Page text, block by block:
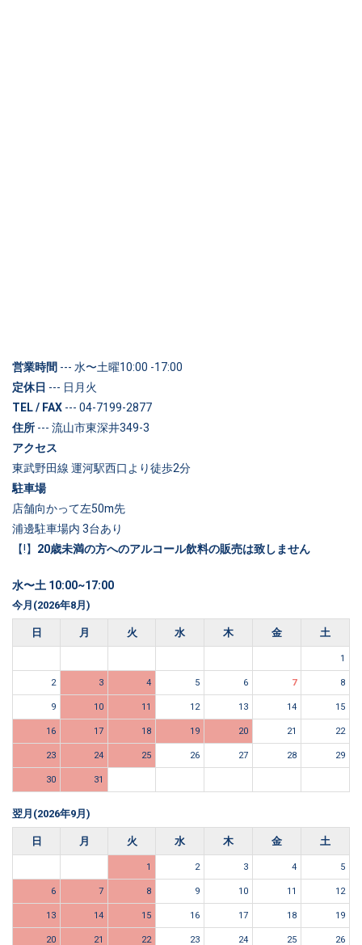
営業時間--- 水〜土曜10:00 -17:00
定休日 --- 日月火
TEL / FAX--- 04-7199-2877
住所--- 流山市東深井349-3
アクセス
東武野田線 運河駅西口より徒歩2分
駐車場
店舗向かって左50m先
浦邊駐車場内 3台あり
【!】 20歳未満の方へのアルコール飲料の販売は致しません
水〜土 10:00~17:00
今月(2026年8月)
日
月 火 水 木 金 土
1
2
3 4 5 6 7
8
9
10 11 12 13 14
15
16
17 18 19 20 21
22
23
24 25 26 27 28
29
30
31
翌月(2026年9月)
日
月 火 水 木 金 土
1 2 3 4
5
6
7 8 9 10 11
12
13
14 15 16 17 18
19
20
21 22 23 24 25 26